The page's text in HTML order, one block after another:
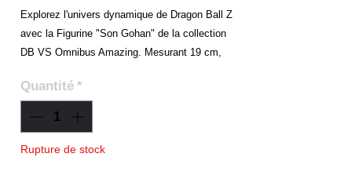
Explorez l'univers dynamique de Dragon Ball Z
avec la Figurine "Son Gohan" de la collection
DB VS Omnibus Amazing. Mesurant 19 cm,
détermination du jeune guerrier Son Gohan lors
Quantité *
Rupture de stock